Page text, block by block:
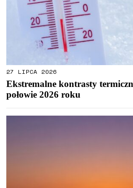
27 LIPCA 2026
Ekstremalne kontrasty
połowie 2026 roku